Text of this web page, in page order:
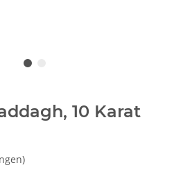
10 Karat